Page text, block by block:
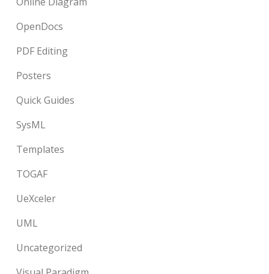
OpenDocs
PDF Editing
Posters
Quick Guides
SysML
Templates
TOGAF
UeXceler
UML
Uncategorized